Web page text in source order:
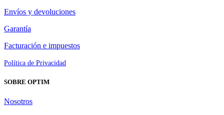
Envíos y devoluciones
Garantía
Facturación e impuestos
Política de Privacidad
SOBRE OPTIM
Nosotros